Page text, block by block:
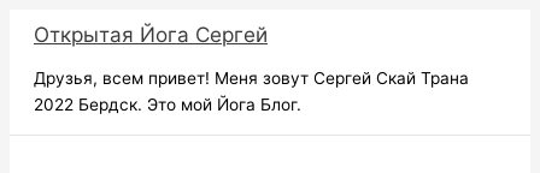
содержимому
Открытая Йога Сергей
Друзья, всем привет! Меня зовут Сергей Скай Трана
2022 Бердск. Это мой Йога Блог.